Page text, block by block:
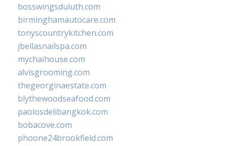
bosswingsduluth.com
birminghamautocare.com
tonyscountrykitchen.com
jbellasnailspa.com
mychaihouse.com
alvisgrooming.com
thegeorginaestate.com
blythewoodseafood.com
paolosdelibangkok.com
bobacove.com
phoone24brookfield.com